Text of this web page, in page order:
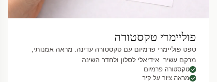
פוליימרי טקסטורה
טפט פוליימרי פרמיום עם טקסטורה עדינה. מראה אמנותי,
מרקם עשיר. אידיאלי לסלון ולחדר השינה.
טקסטורה פרמיום
מראה ציור על קיר